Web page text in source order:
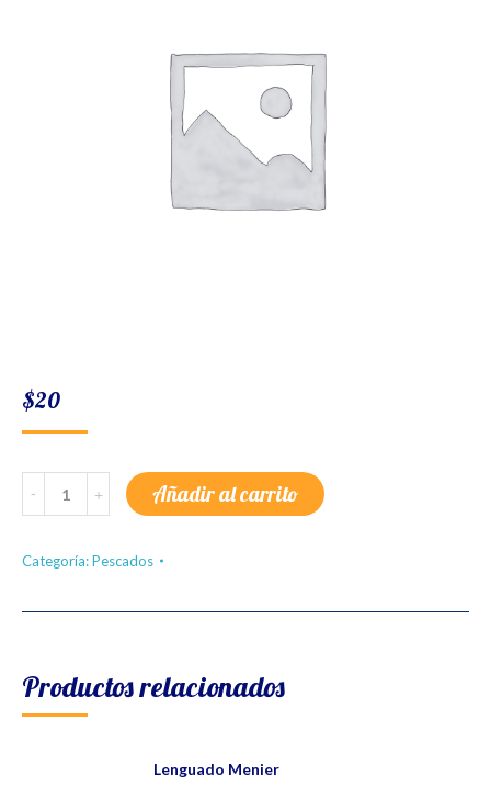
$20
Parrillada
de
Mariscos
quantity
Añadir al carrito
Categoría:Pescados
Productos relacionados
Lenguado Menier